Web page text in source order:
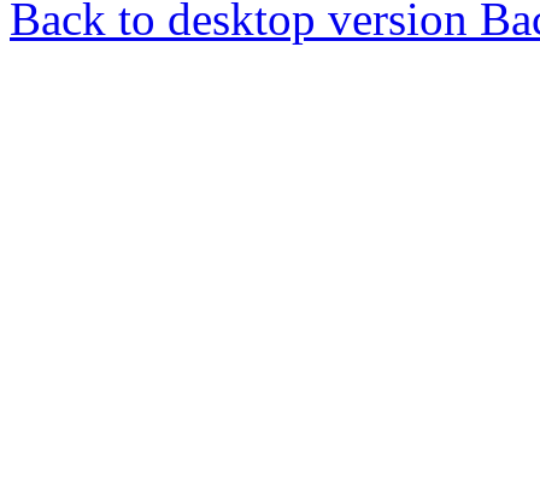
Back to desktop version